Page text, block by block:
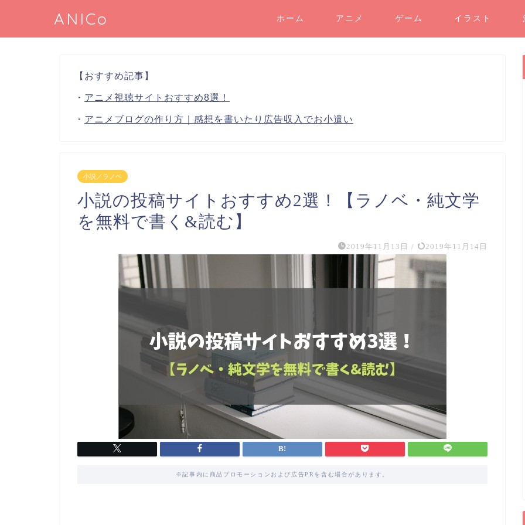
ANICo ホーム アニメ ゲーム イラスト
【おすすめ記事】
・ アニメ視聴サイトおすすめ8選！
・ アニメブログの作り方｜感想を書いたり広告収入でお小遣い
小説／ラノベ
小説の投稿サイトおすすめ2選！【ラノベ・純文学
を無料で書く&読む】
2019年11月13日 / 2019年11月14日
※記事内に商品プロモーションおよび広告PRを含む場合があります。